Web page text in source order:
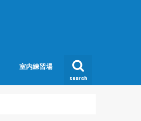
search
室内練習場